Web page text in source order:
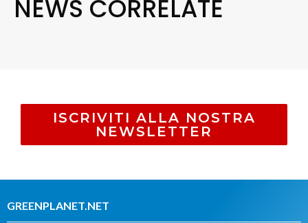
NEWS CORRELATE
ISCRIVITI ALLA NOSTRA
NEWSLETTER
GREENPLANET.NET